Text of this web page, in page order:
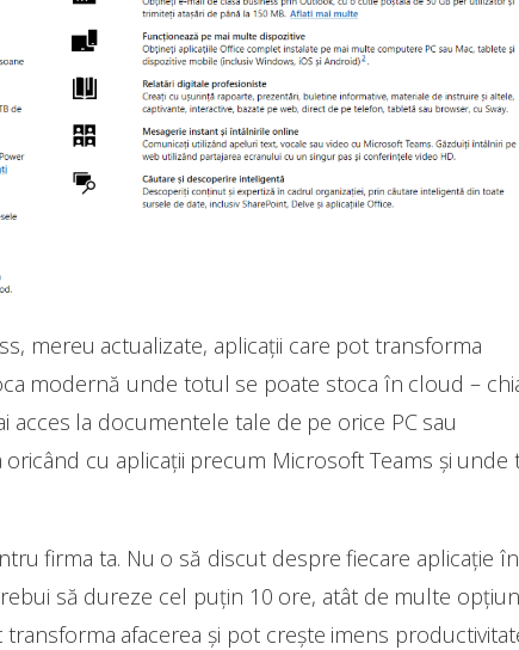
mereu actualizate, aplicații care pot transforma
modernă unde totul se poate stoca în cloud –
la documentele tale de pe orice PC sau
cu aplicații precum Microsoft Teams și unde
firma ta. Nu o să discut despre fiecare aplicație în
să dureze cel puțin 10 ore, atât de multe
afacerea și pot crește imens